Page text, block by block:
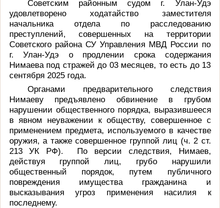
Советским районным судом г. Улан-Удэ
удовлетворено ходатайство заместителя
начальника отдела по расследованию
преступлений, совершенных на территории
Советского района СУ Управления МВД России по
г. Улан-Удэ о продлении срока содержания
Нимаева под стражей до 03 месяцев, то есть до 13
сентября 2025 года.
Органами предварительного следствия
Нимаеву предъявлено обвинение в грубом
нарушении общественного порядка, выразившееся
в явном неуважении к обществу, совершенное с
применением предмета, используемого в качестве
оружия, а также совершенное группой лиц (ч. 2 ст.
213 УК РФ). По версии следствия, Нимаев,
действуя группой лиц, грубо нарушили
общественный порядок, путем публичного
повреждения имущества гражданина и
высказывания угроз применения насилия к
последнему.